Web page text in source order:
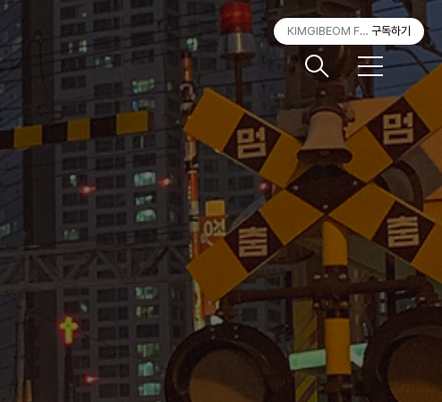
메
KIMGIBEOM FILM구독하기